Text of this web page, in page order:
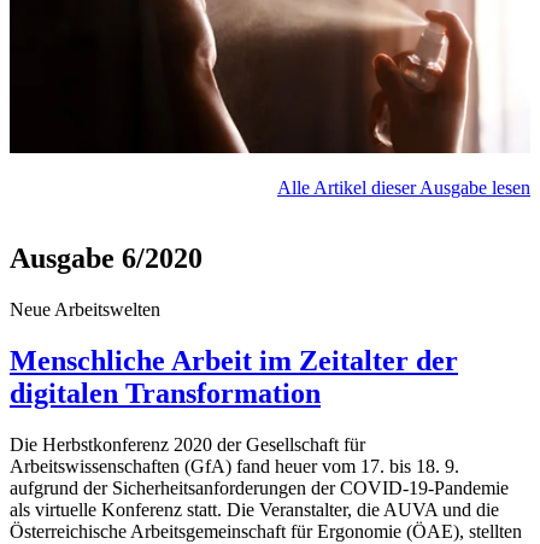
Alle Artikel dieser Ausgabe lesen
Ausgabe 6/2020
Neue Arbeitswelten
Menschliche Arbeit im Zeitalter der
digitalen Transformation
Die Herbstkonferenz 2020 der Gesellschaft für
Arbeitswissenschaften (GfA) fand heuer vom 17. bis 18. 9.
aufgrund der Sicherheitsanforderungen der COVID-19-Pandemie
als virtuelle Konferenz statt. Die Veranstalter, die AUVA und die
Österreichische Arbeitsgemeinschaft für Ergonomie (ÖAE), stellten